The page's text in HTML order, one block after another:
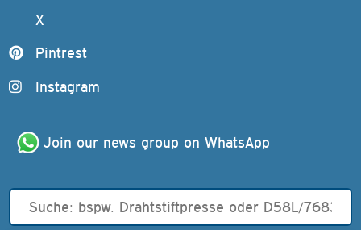
X
Pintrest
Instagram
Join our news group on WhatsApp